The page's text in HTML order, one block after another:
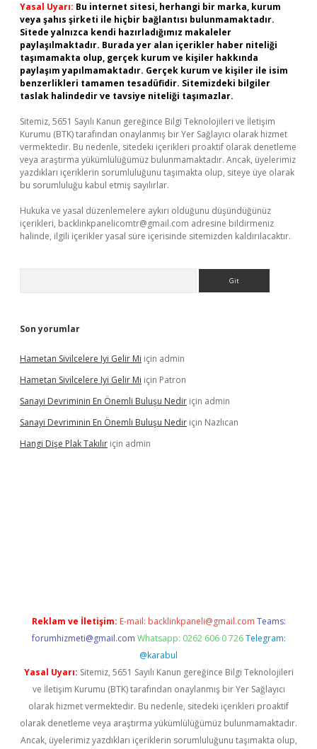
Yasal Uyarı: Bu internet sitesi, herhangi bir marka, kurum
veya şahıs şirketi ile hiçbir bağlantısı bulunmamaktadır.
Sitede yalnızca kendi hazırladığımız makaleler
paylaşılmaktadır. Burada yer alan içerikler haber niteliği
taşımamakta olup, gerçek kurum ve kişiler hakkında
paylaşım yapılmamaktadır. Gerçek kurum ve kişiler ile isim
benzerlikleri tamamen tesadüfidir. Sitemizdeki bilgiler
taslak halindedir ve tavsiye niteliği taşımazlar.
Sitemiz, 5651 Sayılı Kanun gereğince Bilgi Teknolojileri ve İletişim
Kurumu (BTK) tarafından onaylanmış bir Yer Sağlayıcı olarak hizmet
vermektedir. Bu nedenle, sitedeki içerikleri proaktif olarak denetleme
veya araştırma yükümlülüğümüz bulunmamaktadır. Ancak, üyelerimiz
yazdıkları içeriklerin sorumluluğunu taşımakta olup, siteye üye olarak
bu sorumluluğu kabul etmiş sayılırlar.
Hukuka ve yasal düzenlemelere aykırı olduğunu düşündüğünüz
içerikleri, backlinkpanelicomtr@gmail.com adresine bildirmeniz
halinde, ilgili içerikler yasal süre içerisinde sitemizden kaldırılacaktır.
Son yorumlar
Hametan Sivilcelere Iyi Gelir Mi için admin
Hametan Sivilcelere Iyi Gelir Mi için Patron
Sanayi Devriminin En Önemli Buluşu Nedir için admin
Sanayi Devriminin En Önemli Buluşu Nedir için Nazlıcan
Hangi Dişe Plak Takılır için admin
Reklam ve İletişim: E-mail: backlinkpaneli@gmail.com Teams:
forumhizmeti@gmail.com Whatsapp: 0262 606 0 726 Telegram:
@karabul
Yasal Uyarı: Sitemiz, 5651 Sayılı Kanun gereğince Bilgi Teknolojileri
ve İletişim Kurumu (BTK) tarafından onaylanmış bir Yer Sağlayıcı
olarak hizmet vermektedir. Bu nedenle, sitedeki içerikleri proaktif
olarak denetleme veya araştırma yükümlülüğümüz bulunmamaktadır.
Ancak, üyelerimiz yazdıkları içeriklerin sorumluluğunu taşımakta olup,